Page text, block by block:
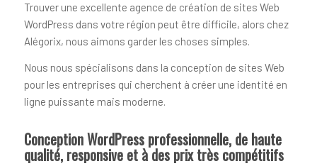
Trouver une excellente agence de création de sites Web
WordPress dans votre région peut être difficile, alors chez
Alégorix, nous aimons garder les choses simples.
Nous nous spécialisons dans la conception de sites Web
pour les entreprises qui cherchent à créer une identité en
ligne puissante mais moderne.
Conception WordPress professionnelle, de haute
qualité, responsive et à des prix très compétitifs